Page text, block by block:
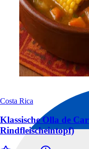
Costa Rica
Klassische Olla de
Rindfleischeintopf)